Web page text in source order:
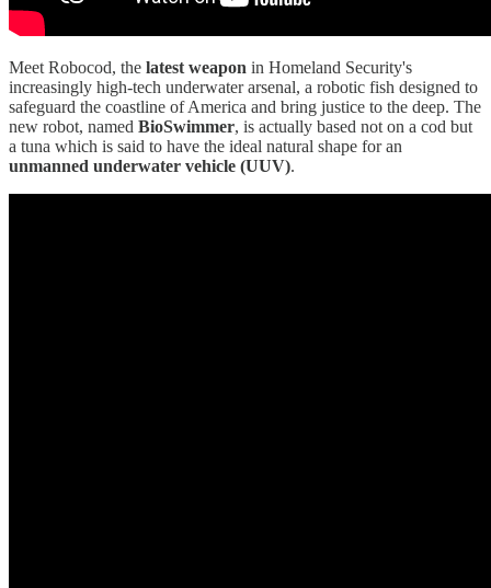
Meet Robocod, the latest weapon in Homeland Security's
increasingly high-tech underwater arsenal, a robotic fish designed to
safeguard the coastline of America and bring justice to the deep. The
new robot, named BioSwimmer, is actually based not on a cod but
a tuna which is said to have the ideal natural shape for an
unmanned underwater vehicle (UUV).